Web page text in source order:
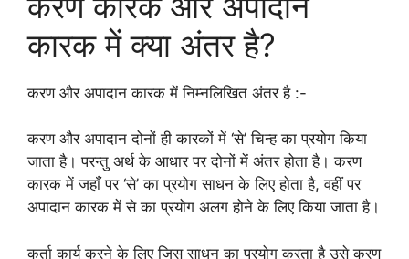
कारक में क्या अंतर है?
करण और अपादान कारक में निम्नलिखित अंतर है :-
करण और अपादान दोनों ही कारकों में ‘से’ चिन्ह का प्रयोग किया
जाता है। परन्तु अर्थ के आधार पर दोनों में अंतर होता है। करण
कारक में जहाँ पर ‘से’ का प्रयोग साधन के लिए होता है, वहीं पर
अपादान कारक में से का प्रयोग अलग होने के लिए किया जाता है।
कर्ता कार्य करने के लिए जिस साधन का प्रयोग करता है उसे करण